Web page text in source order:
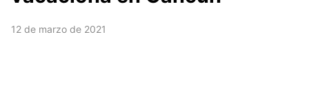
12 de marzo de 2021